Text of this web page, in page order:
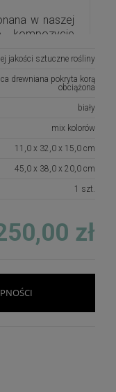
w naszej
kompozycje
siebie różnić.
dbałością o
wykonać
jakości sztuczne rośliny
drewniana pokryta korą
obciążona
biały
mix kolorów
11,0 x 32,0 x 15,0 cm
45,0 x 38,0 x 20,0 cm
1 szt.
zł